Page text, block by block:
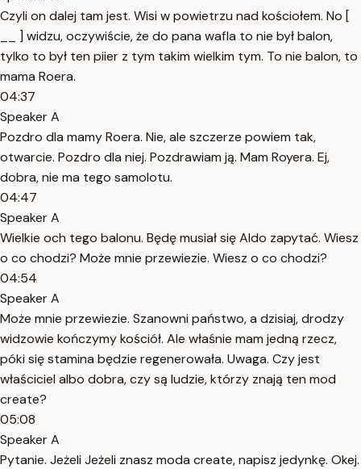
Czyli on dalej tam jest. Wisi w powietrzu nad kościołem. No [
__ ] widzu, oczywiście, że do pana wafla to nie był balon,
tylko to był ten piier z tym takim wielkim tym. To nie balon, to
mama Roera.
04:37
Speaker A
Pozdro dla mamy Roera. Nie, ale szczerze powiem tak,
otwarcie. Pozdro dla niej. Pozdrawiam ją. Mam Royera. Ej,
dobra, nie ma tego samolotu.
04:47
Speaker A
Wielkie och tego balonu. Będę musiał się Aldo zapytać. Wiesz
o co chodzi? Może mnie przewiezie. Wiesz o co chodzi?
04:54
Speaker A
Może mnie przewiezie. Szanowni państwo, a dzisiaj, drodzy
widzowie kończymy kościół. Ale właśnie mam jedną rzecz,
póki się stamina będzie regenerowała. Uwaga. Czy jest
właściciel albo dobra, czy są ludzie, którzy znają ten mod
create?
05:08
Speaker A
Pytanie. Jeżeli Jeżeli znasz moda create, napisz jedynkę. Okej.